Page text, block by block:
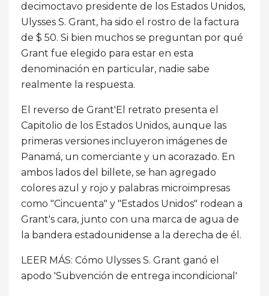
decimoctavo presidente de los Estados Unidos,
Ulysses S. Grant, ha sido el rostro de la factura
de $ 50. Si bien muchos se preguntan por qué
Grant fue elegido para estar en esta
denominación en particular, nadie sabe
realmente la respuesta.
El reverso de Grant'El retrato presenta el
Capitolio de los Estados Unidos, aunque las
primeras versiones incluyeron imágenes de
Panamá, un comerciante y un acorazado. En
ambos lados del billete, se han agregado
colores azul y rojo y palabras microimpresas
como "Cincuenta" y "Estados Unidos" rodean a
Grant's cara, junto con una marca de agua de
la bandera estadounidense a la derecha de él.
LEER MÁS: Cómo Ulysses S. Grant ganó el
apodo 'Subvención de entrega incondicional'